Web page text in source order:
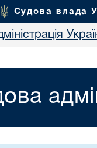
Судова влада